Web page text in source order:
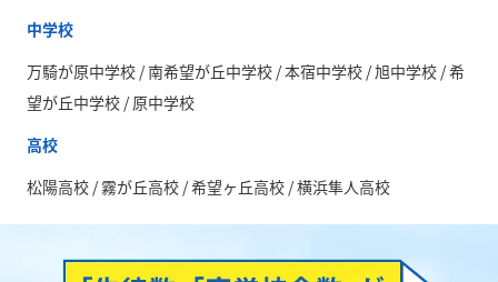
中学校
万騎が原中学校 / 南希望が丘中学校 / 本宿中学校 / 旭中学校 / 希
望が丘中学校 / 原中学校
高校
松陽高校 / 霧が丘高校 / 希望ヶ丘高校 / 横浜隼人高校